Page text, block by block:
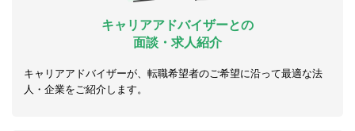
キャリアアドバイザーとの
面談・求人紹介
キャリアアドバイザーが、転職希望者のご希望に沿って最適な法
人・企業をご紹介します。